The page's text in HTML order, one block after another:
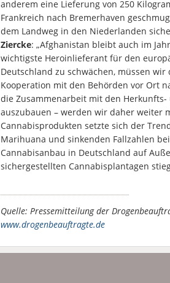
anderem eine Lieferung von 250
Frankreich nach Bremerhaven
dem Landweg in den Niederlanden
Ziercke: „Afghanistan bleibt auch im
wichtigste Heroinlieferant für den
Deutschland zu schwächen, müssen
Kooperation mit den Behörden vor Ort
die Zusammenarbeit mit den
auszubauen – werden wir daher weiter
Cannabisprodukten setzte sich der
Marihuana und sinkenden Fallzahlen
Cannabisanbau in Deutschland auf
sichergestellten Cannabisplantagen
Quelle: Pressemitteilung der
www.drogenbeauftragte.de